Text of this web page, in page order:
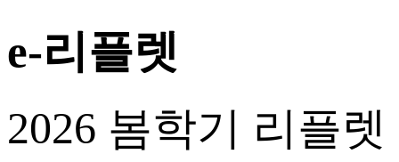
e-리플렛
2026 봄학기 리플렛